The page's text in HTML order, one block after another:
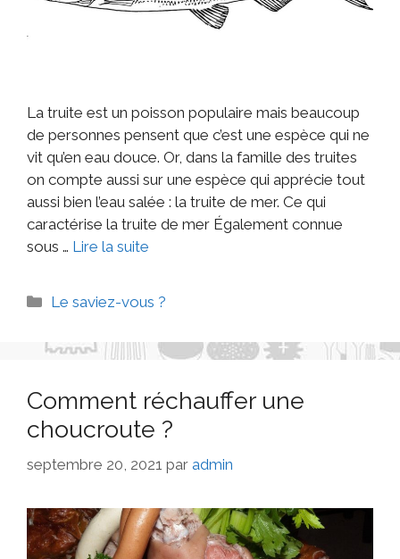
La truite est un poisson populaire mais beaucoup
de personnes pensent que c’est une espèce qui ne
vit qu’en eau douce. Or, dans la famille des truites
on compte aussi sur une espèce qui apprécie tout
aussi bien l’eau salée : la truite de mer. Ce qui
caractérise la truite de mer Également connue
sous … Lire la suite
Le saviez-vous ?
Comment réchauffer une
choucroute ?
septembre 20, 2021 par admin